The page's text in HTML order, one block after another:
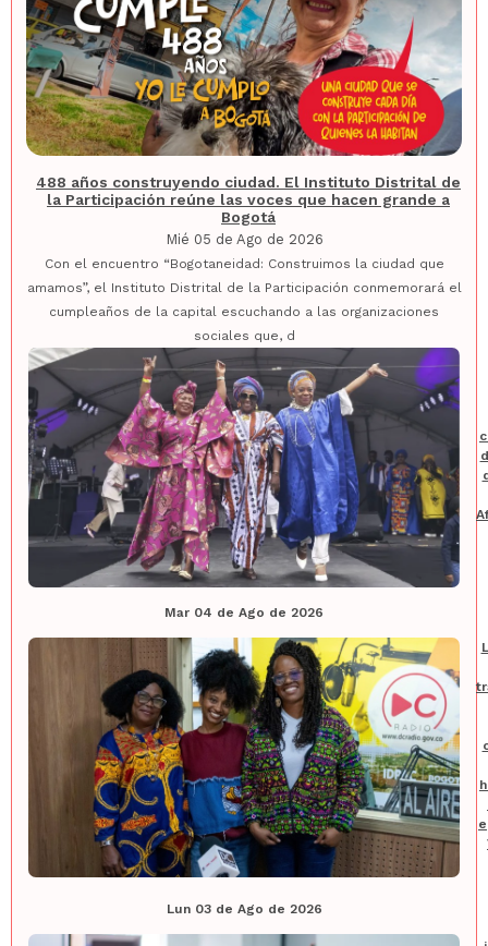
488 años construyendo ciudad. El Instituto Distrital de
la Participación reúne las voces que hacen grande a
Bogotá
Mié 05 de Ago de 2026
Con el encuentro “Bogotaneidad: Construimos la ciudad que
amamos”, el Instituto Distrital de la Participación conmemorará el
cumpleaños de la capital escuchando a las organizaciones
sociales que, d
Mar 04 de Ago de 2026
Lun 03 de Ago de 2026